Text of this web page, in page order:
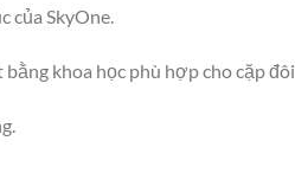
của SkyOne.
khoa học phù hợp cho cặp